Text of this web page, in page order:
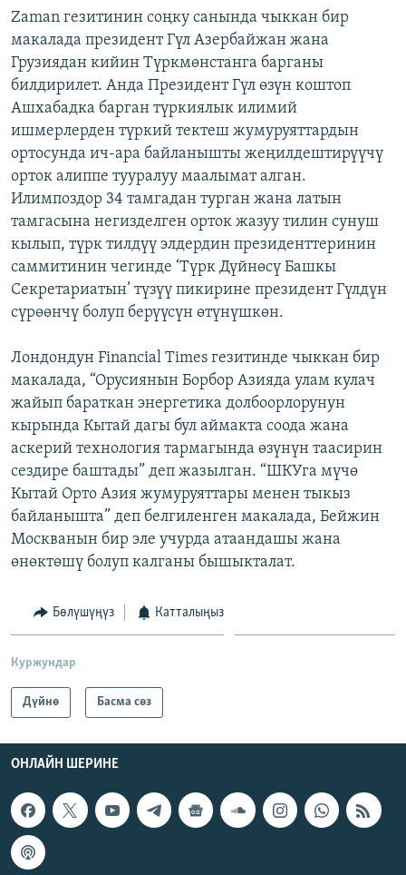
Zaman гезитинин соңку санында чыккан бир
макалада президент Гүл Азербайжан жана
Грузиядан кийин Түркмөнстанга барганы
билдирилет. Анда Президент Гүл өзүн коштоп
Ашхабадка барган түркиялык илимий
ишмерлерден түркий тектеш жумуруяттардын
ортосунда ич-ара байланышты жеңилдештирүүчү
орток алиппе тууралуу маалымат алган.
Илимпоздор 34 тамгадан турган жана латын
тамгасына негизделген орток жазуу тилин сунуш
кылып, түрк тилдүү элдердин президенттеринин
саммитинин чегинде ‘Түрк Дүйнөсү Башкы
Секретариатын’ түзүү пикирине президент Гүлдүн
сүрөөнчү болуп берүүсүн өтүнүшкөн.
Лондондун Financial Times гезитинде чыккан бир
макалада, “Орусиянын Борбор Азияда улам кулач
жайып бараткан энергетика долбоорлорунун
кырында Кытай дагы бул аймакта соода жана
аскерий технология тармагында өзүнүн таасирин
сездире баштады” деп жазылган. “ШКУга мүчө
Кытай Орто Азия жумуруяттары менен тыкыз
байланышта” деп белгиленген макалада, Бейжин
Москванын бир эле учурда атаандашы жана
өнөктөшү болуп калганы бышыкталат.
Бөлүшүңүз Катталыңыз
Куржундар
Дүйнө Басма сөз
ОНЛАЙН ШЕРИНЕ